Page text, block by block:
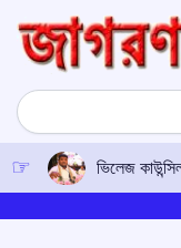
content
Search
ভিলেজ